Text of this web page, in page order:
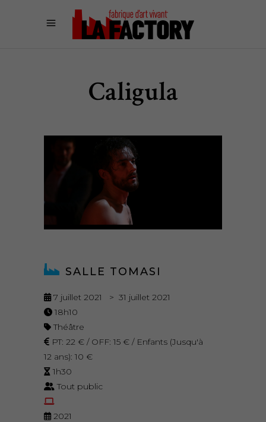
Caligula
SALLE TOMASI
7 juillet 2021 > 31 juillet 2021
18h10
Théâtre
PT: 22 € / OFF: 15 € / Enfants (Jusqu'à
12 ans): 10 €
1h30
Tout public
2021